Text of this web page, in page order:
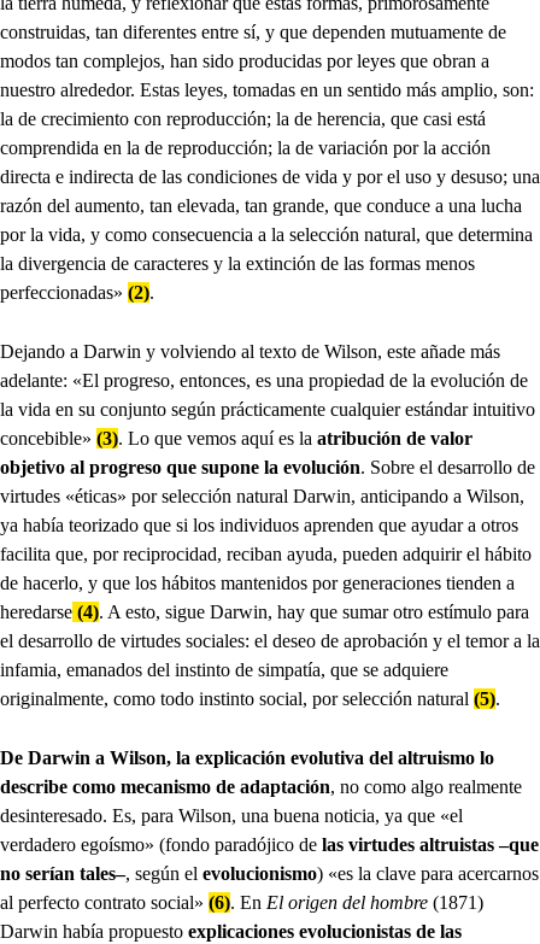
construidas, tan diferentes entre sí, y que dependen mutuamente de
modos tan complejos, han sido producidas por leyes que obran a
nuestro alrededor. Estas leyes, tomadas en un sentido más amplio, son:
la de crecimiento con reproducción; la de herencia, que casi está
comprendida en la de reproducción; la de variación por la acción
directa e indirecta de las condiciones de vida y por el uso y desuso; una
razón del aumento, tan elevada, tan grande, que conduce a una lucha
por la vida, y como consecuencia a la selección natural, que determina
la divergencia de caracteres y la extinción de las formas menos
perfeccionadas» (2).
Dejando a Darwin y volviendo al texto de Wilson, este añade más
adelante: «El progreso, entonces, es una propiedad de la evolución de
la vida en su conjunto según prácticamente cualquier estándar intuitivo
concebible» (3). Lo que vemos aquí es la atribución de valor
objetivo al progreso que supone la evolución. Sobre el desarrollo de
virtudes «éticas» por selección natural Darwin, anticipando a Wilson,
ya había teorizado que si los individuos aprenden que ayudar a otros
facilita que, por reciprocidad, reciban ayuda, pueden adquirir el hábito
de hacerlo, y que los hábitos mantenidos por generaciones tienden a
heredarse (4). A esto, sigue Darwin, hay que sumar otro estímulo para
el desarrollo de virtudes sociales: el deseo de aprobación y el temor a la
infamia, emanados del instinto de simpatía, que se adquiere
originalmente, como todo instinto social, por selección natural (5).
De Darwin a Wilson, la explicación evolutiva del altruismo lo
describe como mecanismo de adaptación, no como algo realmente
desinteresado. Es, para Wilson, una buena noticia, ya que «el
verdadero egoísmo» (fondo paradójico de las virtudes altruistas –que
no serían tales–, según el evolucionismo) «es la clave para acercarnos
al perfecto contrato social» (6). En El origen del hombre (1871)
Darwin había propuesto explicaciones evolucionistas de las